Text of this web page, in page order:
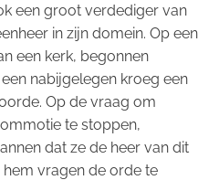
een groot verdediger van
in zijn domein. Op een
een kerk, begonnen
nabijgelegen kroeg een
Op de vraag om
te stoppen,
dat ze de heer van dit
vragen de orde te